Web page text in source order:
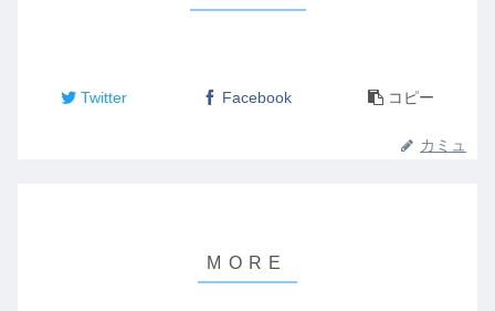
Twitter Facebook コピー
カミュ